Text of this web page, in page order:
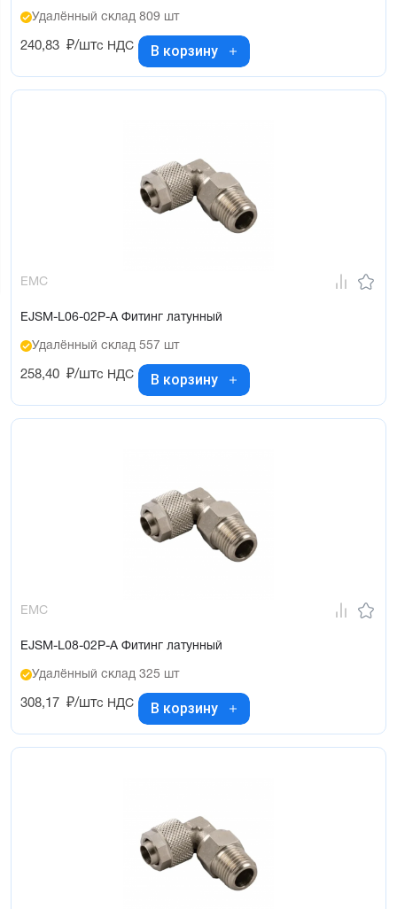
Удалённый склад 809 шт
240,83 ₽/штс НДС В корзину
EMC
EJSM-L06-02P-A Фитинг латунный
Удалённый склад 557 шт
258,40 ₽/штс НДС В корзину
EMC
EJSM-L08-02P-A Фитинг латунный
Удалённый склад 325 шт
308,17 ₽/штс НДС В корзину